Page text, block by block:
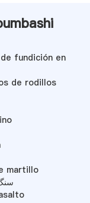
fundición en
de rodillos
martillo